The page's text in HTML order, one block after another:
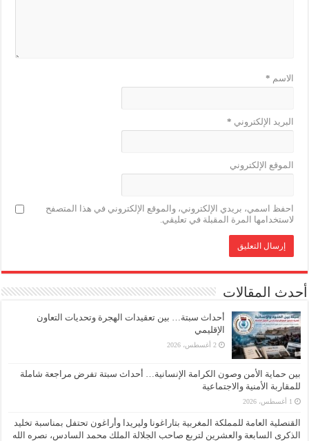
الاسم *
البريد الإلكتروني *
الموقع الإلكتروني
احفظ اسمي، بريدي الإلكتروني، والموقع الإلكتروني في هذا المتصفح
لاستخدامها المرة المقبلة في تعليقي.
أحدث المقالات
أحداث سبتة… بين تعقيدات الهجرة وتحديات التعاون
الإقليمي
2 أغسطس، 2026
بين حماية الأمن وصون الكرامة الإنسانية… أحداث سبتة تفرض مراجعة شاملة
للمقاربة الأمنية والاجتماعية
1 أغسطس، 2026
القنصلية العامة للمملكة المغربية بتاراغونا وليريدا وأراغون تحتفل بمناسبة تخليد
الذكرى السابعة والعشرين لتربع صاحب الجلالة الملك محمد السادس، نصره الله